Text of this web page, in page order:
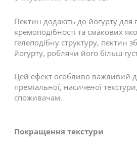
Пектин додають до йогурту для
кремоподібності та смакових
гелеподібну структуру, пектин
йогурту, роблячи його більш
Цей ефект особливо важливий
преміальної, насиченої
споживачам.
Покращення текстури